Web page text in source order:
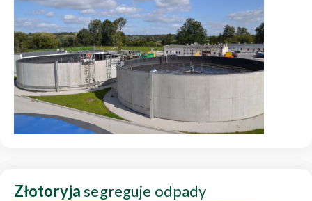
Złotoryjasegreguje odpady